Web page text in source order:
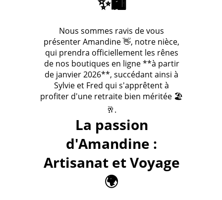
Nous sommes ravis de vous
présenter Amandine 👋, notre nièce,
qui prendra officiellement les rênes
de nos boutiques en ligne **à partir
de janvier 2026**, succédant ainsi à
Sylvie et Fred qui s'apprêtent à
profiter d'une retraite bien méritée 🏖️
🥂.
La passion
d'Amandine :
Artisanat et Voyage
🌍